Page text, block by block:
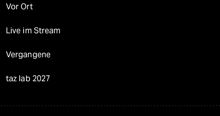
Vor Ort
Live im Stream
Vergangene
taz lab 2027